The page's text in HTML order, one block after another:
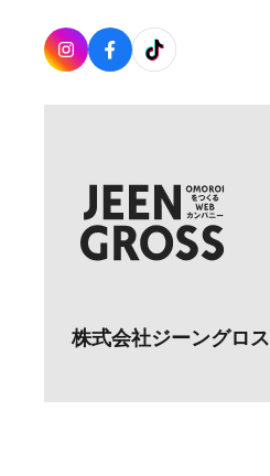
株式会社ジーングロス